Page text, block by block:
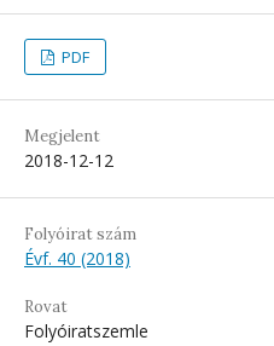
PDF
Megjelent
2018-12-12
Folyóirat szám
Évf. 40 (2018)
Rovat
Folyóiratszemle